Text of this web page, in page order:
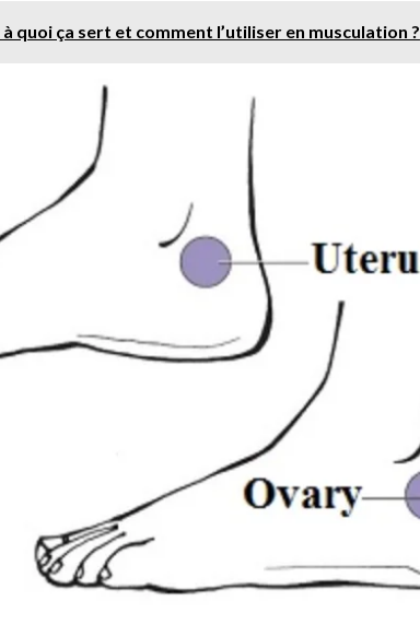
quoi ça sert et comment l’utiliser en musculation ?